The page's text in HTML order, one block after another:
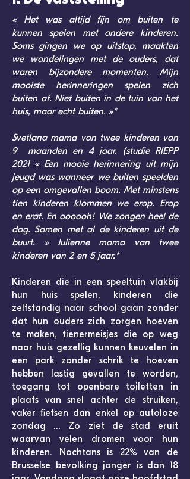
« Het was altijd fijn om buiten te
kunnen spelen met andere kinderen.
Soms gingen we op uitstap, maakten
we wandelingen met de ouders, dat
waren bijzondere momenten. Mijn
mooiste herinneringen spelen zich
buiten af. Niet buiten in de tuin van het
huis, maar echt buiten. »*
Svetlana mama van twee kinderen van
9 maanden en 4 jaar. (studie RIEPP
2021 « Een mooie herinnering uit mijn
jeugd was wanneer we buiten speelden
op een omgevallen boom. Met minstens
tien kinderen klommen we erop. Erop
en eraf. En oooooh! We zongen heel de
dag. Samen met al de kinderen uit de
buurt. » Julienne mama van twee
kinderen van 2 en 5 jaar.*
Kinderen die in een speeltuin vlakbij
hun huis spelen, kinderen die
zelfstandig naar school gaan zonder
dat hun ouders zich zorgen hoeven
te maken, tienermeisjes die op weg
naar huis gezellig kunnen keuvelen in
een park zonder schrik te hoeven
hebben lastig gevallen te worden,
toegang tot openbare toiletten in
plaats van snel achter de struiken,
vaker fietsen dan enkel op autoloze
zondag … Zo ziet de stad eruit
waarvan velen dromen voor hun
kinderen. Nochtans is 22% van de
Brusselse bevolking jonger is dan 18